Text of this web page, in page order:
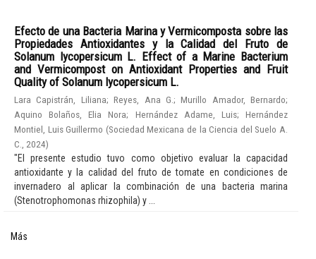
Efecto de una Bacteria Marina y Vermicomposta sobre las
Propiedades Antioxidantes y la Calidad del Fruto de
Solanum lycopersicum L. Effect of a Marine Bacterium
and Vermicompost on Antioxidant Properties and Fruit
Quality of Solanum lycopersicum L.
Lara Capistrán, Liliana;Reyes, Ana G. ;Murillo Amador, Bernardo;
Aquino Bolaños, Elia Nora; Hernández Adame, Luis;Hernández
Montiel, Luis Guillermo (Sociedad Mexicana de la Ciencia del Suelo A.
C.
2024)
"El presente estudio tuvo como objetivo evaluar la capacidad
antioxidante y la calidad del fruto de tomate en condiciones de
invernadero al aplicar la combinación de una bacteria marina
(Stenotrophomonas rhizophila) y ...
Más